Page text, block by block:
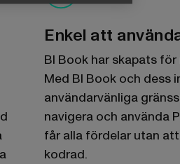
Enkel att
BI Book har skapats
Med BI Book och dess
användarvänliga
navigera och använda
får alla fördelar utan
kodrad.